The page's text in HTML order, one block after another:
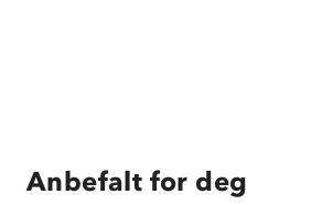
Anbefalt for deg